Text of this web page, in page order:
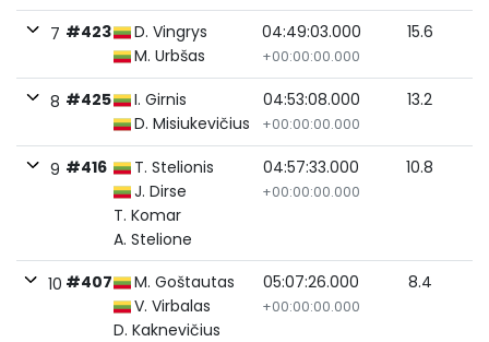
7 #423
D. Vingrys
M. Urbšas
04:49:03.000
+00:00:00.000
15.6
8 #425
I. Girnis
D. Misiukevičius
04:53:08.000
+00:00:00.000
13.2
9 #416
T. Stelionis
J. Dirse
T. Komar
A. Stelione
04:57:33.000
+00:00:00.000
10.8
10 #407
M. Goštautas
V. Virbalas
D. Kaknevičius
05:07:26.000
+00:00:00.000
8.4